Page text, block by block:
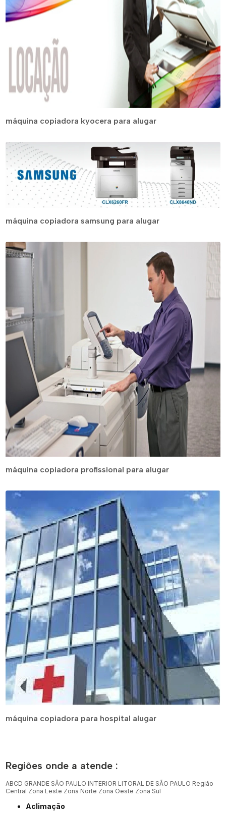
máquina copiadora kyocera para alugar
máquina copiadora samsung para alugar
máquina copiadora profissional para alugar
máquina copiadora para hospital alugar
Regiões onde a atende :
ABCD GRANDE SÃO PAULO INTERIOR LITORAL DE SÃO PAULO Região
Central Zona Leste Zona Norte Zona Oeste Zona Sul
Aclimação